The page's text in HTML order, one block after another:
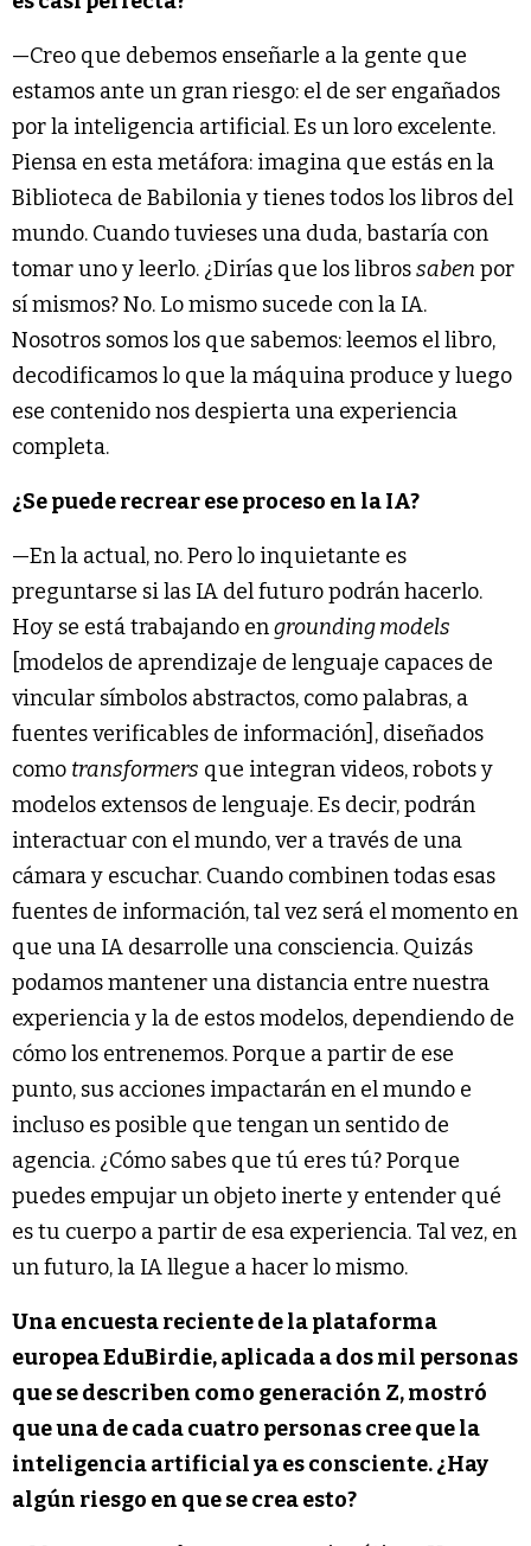
—Creo que debemos enseñarle a la gente que
estamos ante un gran riesgo: el de ser engañados
por la inteligencia artificial. Es un loro excelente.
Piensa en esta metáfora: imagina que estás en la
Biblioteca de Babilonia y tienes todos los libros del
mundo. Cuando tuvieses una duda, bastaría con
tomar uno y leerlo. ¿Dirías que los librossaben por
sí mismos? No. Lo mismo sucede con la IA.
Nosotros somos los que sabemos: leemos el libro,
decodificamos lo que la máquina produce y luego
ese contenido nos despierta una experiencia
completa.
¿Se puede recrear ese proceso en la IA?
—En la actual, no. Pero lo inquietante es
preguntarse si las IA del futuro podrán hacerlo.
Hoy se está trabajando engrounding models
[modelos de aprendizaje de lenguaje capaces de
vincular símbolos abstractos, como palabras, a
fuentes verificables de información], diseñados
como transformers que integran videos, robots y
modelos extensos de lenguaje. Es decir, podrán
interactuar con el mundo, ver a través de una
cámara y escuchar. Cuando combinen todas esas
fuentes de información, tal vez será el momento en
que una IA desarrolle una consciencia. Quizás
podamos mantener una distancia entre nuestra
experiencia y la de estos modelos, dependiendo de
cómo los entrenemos. Porque a partir de ese
punto, sus acciones impactarán en el mundo e
incluso es posible que tengan un sentido de
agencia. ¿Cómo sabes que tú eres tú? Porque
puedes empujar un objeto inerte y entender qué
es tu cuerpo a partir de esa experiencia. Tal vez, en
un futuro, la IA llegue a hacer lo mismo.
Una encuesta reciente de la plataforma
europea EduBirdie, aplicada a dos mil personas
que se describen como generación Z, mostró
que una de cada cuatro personas cree que la
inteligencia artificial ya es consciente. ¿Hay
algún riesgo en que se crea esto?